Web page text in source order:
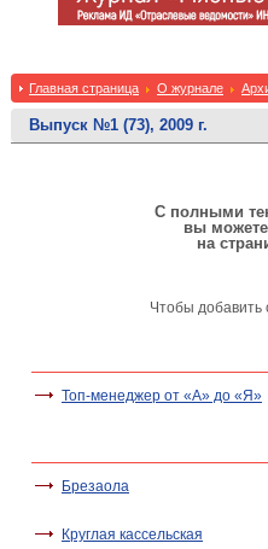
Главная страница О журнале
Выпуск №1 (73), 2009 г.
С полными
вы
на
Чтобы
Топ-менеджер от «А» до «Я»
Брезаола
Круглая кассельская